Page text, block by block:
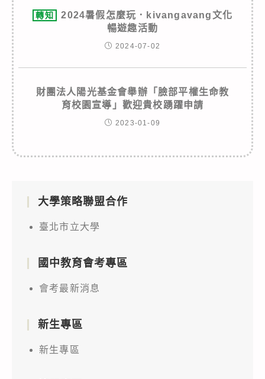
轉知
2024暑假怎麼玩．kivangavang文化
暢遊趣活動
2024-07-02
財團法人陽光基金會舉辦「臉部平權生命教
育校園宣導」歡迎貴校踴躍申請
2023-01-09
大學策略聯盟合作
臺北市立大學
國中教育會考專區
會考最新消息
新生專區
新生專區